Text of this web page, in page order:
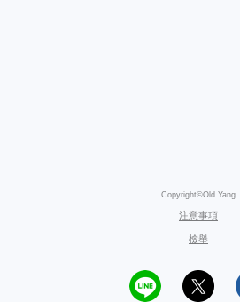
Copyright©Old Yang
注意事項
檢舉